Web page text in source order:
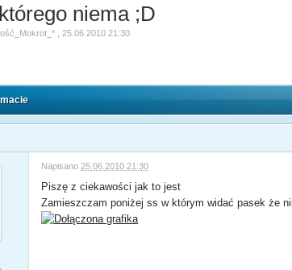
niema ;D
25.06.2010 21:30
Napisano 25.06.2010 21:30
Piszę z ciekawości jak to jest
Zamieszczam poniżej ss w którym widać pasek że